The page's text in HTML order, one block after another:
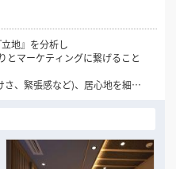
地』を分析し
とマーケティングに繋げること
、緊張感など)、居心地を細や
を作るのが使命と考えていま